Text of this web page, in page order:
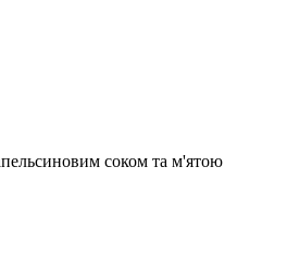
соком та м'ятою